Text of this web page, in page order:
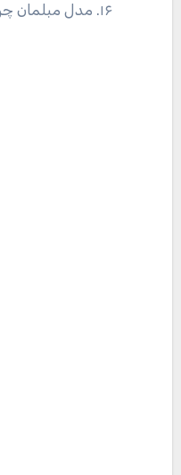
۱۶. مدل مبلمان چرم کلاسیک شیک و خاص